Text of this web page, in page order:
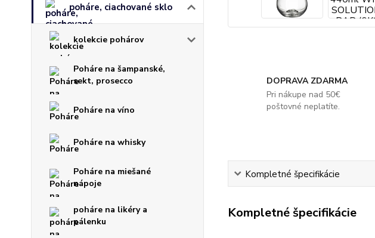
poháre, ciachované sklo
kolekcie pohárov
Poháre na šampanské,
sekt, prosecco
Poháre na víno
Poháre na whisky
Poháre na miešané
nápoje
poháre na likéry a
pálenku
DOPRAVA ZDARMA
Pri nákupe nad 50€
poštovné neplatíte.
Kompletné špecifikácie
Kompletné špecifikácie